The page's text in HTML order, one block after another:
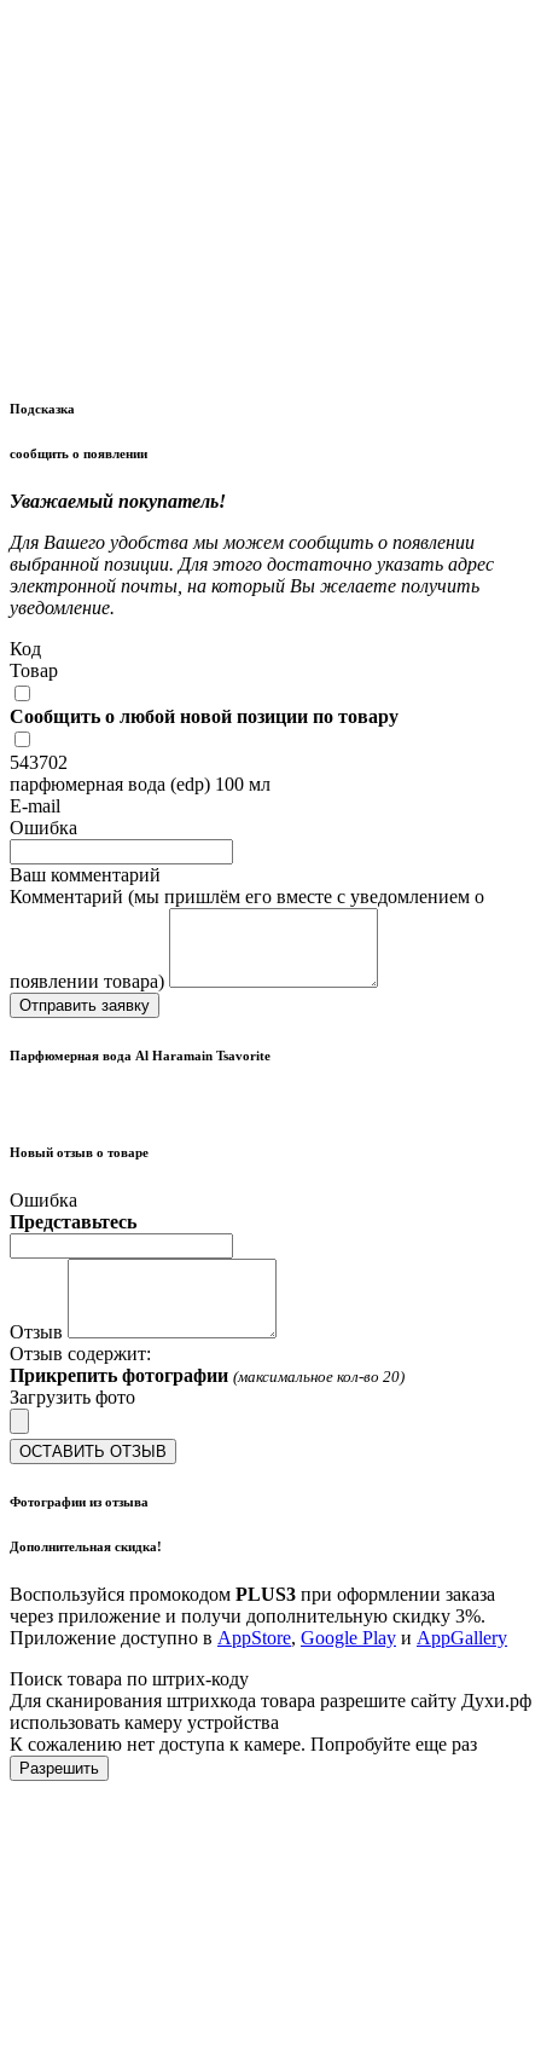
Подсказка
сообщить о появлении
Уважаемый покупатель!
Для Вашего удобства мы можем сообщить о появлении
выбранной позиции. Для этого достаточно указать адрес
электронной почты, на который Вы желаете получить
уведомление.
Код
Товар
Сообщить о любой новой позиции по товару
543702
парфюмерная вода (edp) 100 мл
E-mail
Ошибка
Ваш комментарий
Комментарий (мы пришлём его вместе с уведомлением о
появлении товара)
Отправить заявку
Парфюмерная вода Al Haramain Tsavorite
Новый отзыв о товаре
Ошибка
Представьтесь
Отзыв
Отзыв содержит:
Прикрепить фотографии (максимальное кол-во 20)
Загрузить фото
ОСТАВИТЬ ОТЗЫВ
Фотографии из отзыва
Дополнительная скидка!
Воспользуйся промокодом PLUS3 при оформлении заказа
через приложение и получи дополнительную скидку 3%.
Приложение доступно в AppStore, Google Play и AppGallery
Поиск товара по штрих-коду
Для сканирования штрихкода товара разрешите сайту Духи.рф
использовать камеру устройства
К сожалению нет доступа к камере. Попробуйте еще раз
Разрешить